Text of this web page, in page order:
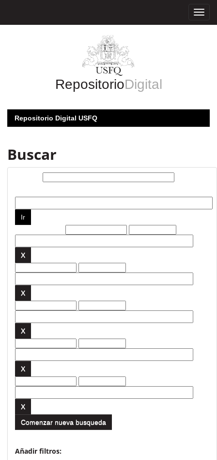
RepositorioDigital
Repositorio Digital USFQ
Buscar
Comenzar nueva busqueda
Añadir filtros: